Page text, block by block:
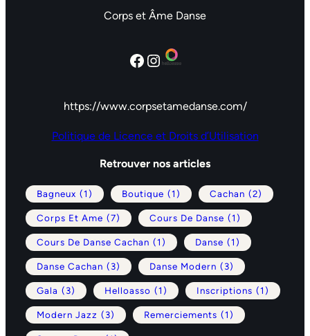
Corps et Âme Danse
Facebook
Instagram
https://www.corpsetamedanse.com/
Politique de Licence et Droits d’Utilisation
Retrouver nos articles
Bagneux (1) Boutique (1) Cachan (2)
Corps Et Ame (7) Cours De Danse (1)
Cours De Danse Cachan (1) Danse (1)
Danse Cachan (3) Danse Modern (3)
Gala (3) Helloasso (1) Inscriptions (1)
Modern Jazz (3) Remerciements (1)